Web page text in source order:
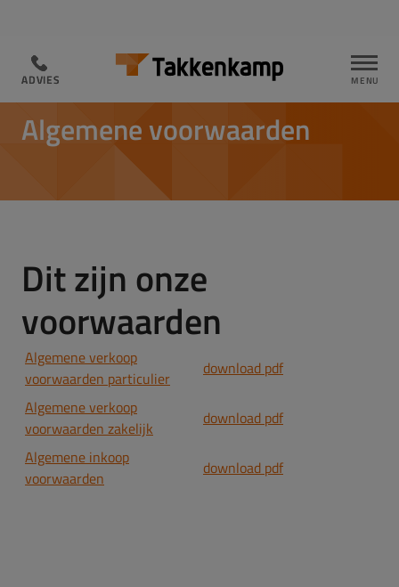
ADVIES
ADVIES
ALGEMENE VOORWAARDEN | TAKKENKAMP VASTGOED
Algemene voorwaarden
Dit zijn onze
voorwaarden
Algemene verkoop
voorwaarden particulier
download pdf
Algemene verkoop
voorwaarden zakelijk
download pdf
Algemene inkoop
voorwaarden
download pdf